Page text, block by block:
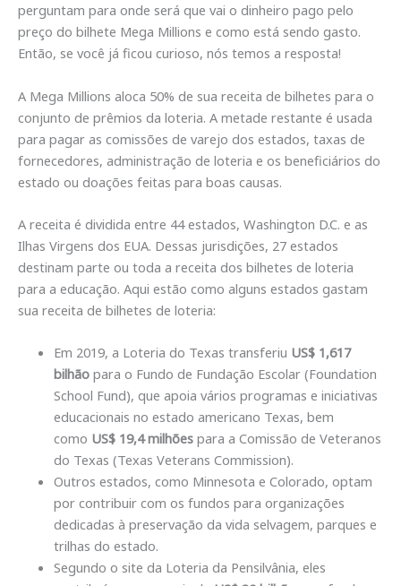
perguntam para onde será que vai o dinheiro pago pelo
preço do bilhete Mega Millions e como está sendo gasto.
Então, se você já ficou curioso, nós temos a resposta!
A Mega Millions aloca 50% de sua receita de bilhetes para o
conjunto de prêmios da loteria. A metade restante é usada
para pagar as comissões de varejo dos estados, taxas de
fornecedores, administração de loteria e os beneficiários do
estado ou doações feitas para boas causas.
A receita é dividida entre 44 estados, Washington D.C. e as
Ilhas Virgens dos EUA. Dessas jurisdições, 27 estados
destinam parte ou toda a receita dos bilhetes de loteria
para a educação. Aqui estão como alguns estados gastam
sua receita de bilhetes de loteria:
Em 2019, a Loteria do Texas transferiu US$ 1,617
bilhão para o Fundo de Fundação Escolar (Foundation
School Fund), que apoia vários programas e iniciativas
educacionais no estado americano Texas, bem
como US$ 19,4 milhões para a Comissão de Veteranos
do Texas (Texas Veterans Commission).
Outros estados, como Minnesota e Colorado, optam
por contribuir com os fundos para organizações
dedicadas à preservação da vida selvagem, parques e
trilhas do estado.
Segundo o site da Loteria da Pensilvânia, eles